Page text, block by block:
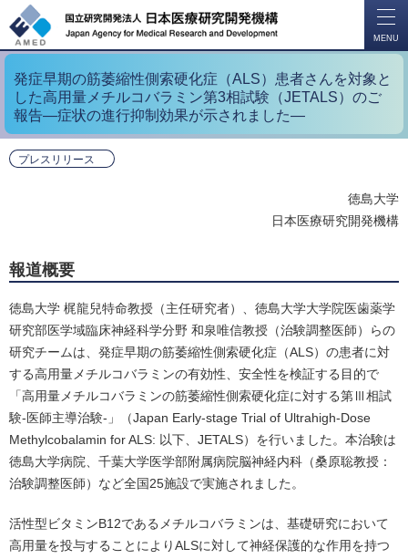
MENU
発症早期の筋萎縮性側索硬化症（ALS）患者さんを対象と
した高用量メチルコバラミン第3相試験（JETALS）のご
報告―症状の進行抑制効果が示されました―
プレスリリース
徳島大学
日本医療研究開発機構
報道概要
徳島大学 梶龍兒特命教授（主任研究者）、徳島大学大学院医歯薬学
研究部医学域臨床神経科学分野 和泉唯信教授（治験調整医師）らの
研究チームは、発症早期の筋萎縮性側索硬化症（ALS）の患者に対
する高用量メチルコバラミンの有効性、安全性を検証する目的で
「高用量メチルコバラミンの筋萎縮性側索硬化症に対する第Ⅲ相試
験-医師主導治験-」（Japan Early-stage Trial of Ultrahigh-Dose
Methylcobalamin for ALS: 以下、JETALS）を行いました。本治験は
徳島大学病院、千葉大学医学部附属病院脳神経内科（桑原聡教授：
治験調整医師）など全国25施設で実施されました。
活性型ビタミンB12であるメチルコバラミンは、基礎研究において
高用量を投与することによりALSに対して神経保護的な作用を持つ